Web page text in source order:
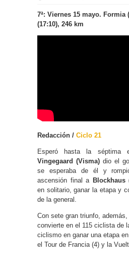
7ª: Viernes 15 mayo. Formia
(17:10), 246 km
Redacción / Ciclo 21
Esperó hasta la séptima
Vingegaard (Visma)dio el
se esperaba de él y
ascensión final a Blockhaus
en solitario, ganar la etapa y
de la general.
Con sete gran triunfo,
convierte en el 115 ciclista de
ciclismo en ganar una etapa
el Tour de Francia (4) y la